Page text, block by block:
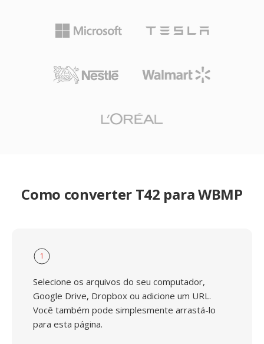
Como converter T42 para WBMP
1
Selecione os arquivos do seu computador,
Google Drive, Dropbox ou adicione um URL.
Você também pode simplesmente arrastá-lo
para esta página.